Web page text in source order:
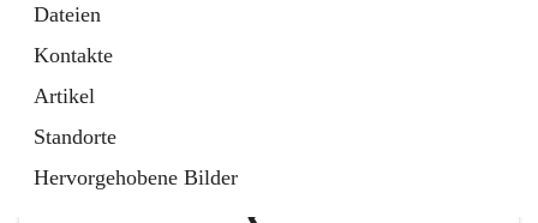
Dateien
Kontakte
Artikel
Standorte
Hervorgehobene Bilder